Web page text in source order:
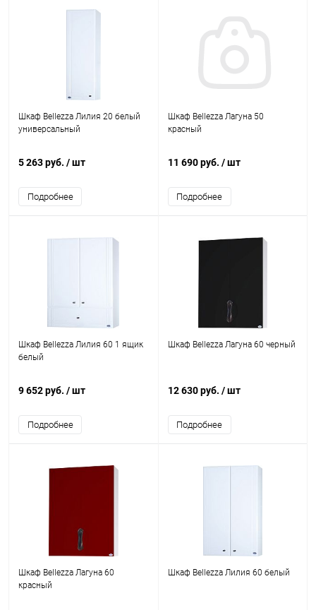
Шкаф Bellezza Лилия 20 белый
универсальный
5 263 руб. / шт
Подробнее
Шкаф Bellezza Лагуна 50
красный
11 690 руб. / шт
Подробнее
Шкаф Bellezza Лилия 60 1 ящик
белый
9 652 руб. / шт
Подробнее
Шкаф Bellezza Лагуна 60 черный
12 630 руб. / шт
Подробнее
Шкаф Bellezza Лагуна 60
красный
Шкаф Bellezza Лилия 60 белый